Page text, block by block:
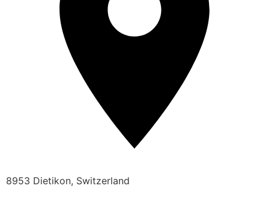
8953 Dietikon, Switzerland